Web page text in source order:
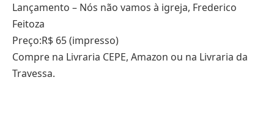
Lançamento – Nós não vamos à igreja, Frederico
Feitoza
Preço:R$ 65 (impresso)
Compre na Livraria CEPE, Amazon ou na Livraria da
Travessa.